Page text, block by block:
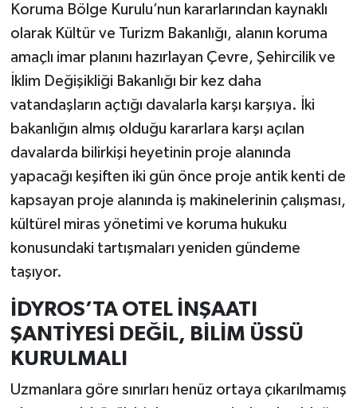
Koruma Bölge Kurulu’nun kararlarından kaynaklı
olarak Kültür ve Turizm Bakanlığı, alanın koruma
amaçlı imar planını hazırlayan Çevre, Şehircilik ve
İklim Değişikliği Bakanlığı bir kez daha
vatandaşların açtığı davalarla karşı karşıya. İki
bakanlığın almış olduğu kararlara karşı açılan
davalarda bilirkişi heyetinin proje alanında
yapacağı keşiften iki gün önce proje antik kenti de
kapsayan proje alanında iş makinelerinin çalışması,
kültürel miras yönetimi ve koruma hukuku
konusundaki tartışmaları yeniden gündeme
taşıyor.
İDYROS’TA OTEL İNŞAATI
ŞANTİYESİ DEĞİL, BİLİM ÜSSÜ
KURULMALI
Uzmanlara göre sınırları henüz ortaya çıkarılmamış